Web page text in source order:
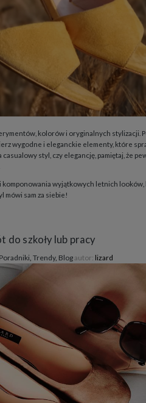
kolorów i oryginalnych stylizacji.
wygodne i eleganckie elementy, które
styl, czy elegancję, pamiętaj, że
wyjątkowych letnich looków,
mówi sam za siebie!
do szkoły lub pracy
Poradniki Trendy, Blogautor: lizard